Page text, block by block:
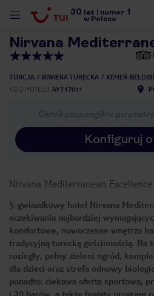
30 lat numer 1
w Polsce
Nirvana
TURCJA RIWIERA TURECKA
KEMER-BELDIBI
KOD HOTELU AYT17011
Określ poszczególne
Konfiguruj
Nirvana Mediterranean Excellence
5-gwiazdkowy hotel Nirvana
oczekiwania najbardziej
komfortowe, nowoczesne wnętrza
tradycyjną turecką gościnnością. Na
rozległy, pełny zieleni ogród,
dla dzieci oraz strefa odnowy
ponadto: ciekawa oferta sportowa,
i 20 barów, a także bogaty program